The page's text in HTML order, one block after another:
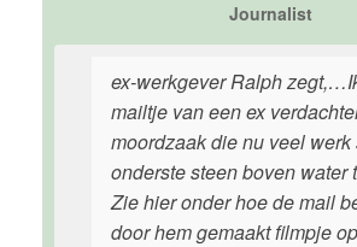
Journalist
ex-werkgever Ralph
mailtje van een ex
moordzaak die nu veel werk
onderste steen boven water
Zie hier onder hoe de mail
door hem gemaakt filmpje